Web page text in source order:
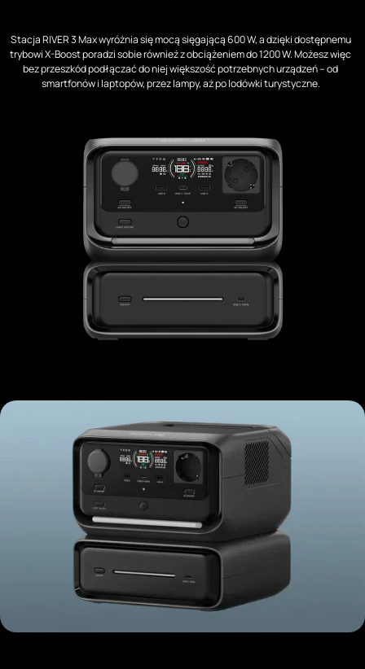
Stacja RIVER 3 Max wyróżnia się mocą sięgającą 600 W, a dzięki dostępnemu
trybowi X-Boost poradzi sobie również z obciążeniem do 1200 W. Możesz więc
bez przeszkód podłączać do niej większość potrzebnych urządzeń – od
smartfonów i laptopów, przez lampy, aż po lodówki turystyczne.